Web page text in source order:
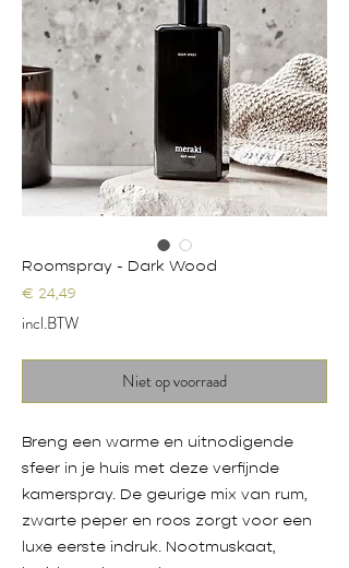
Roomspray - Dark Wood
€ 24,49
incl.BTW
Niet op voorraad
Breng een warme en uitnodigende
sfeer in je huis met deze verfijnde
kamerspray. De geurige mix van rum,
zwarte peper en roos zorgt voor een
luxe eerste indruk. Nootmuskaat,